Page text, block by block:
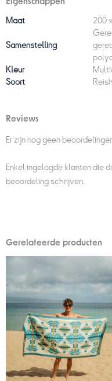
Maat 200
Samenstelling
Kleur
Soort
Reviews
Er zijn nog geen
Enkel ingelogde klanten die
beoordeling schrijven.
Gerelateerde producten